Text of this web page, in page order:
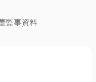
部防護，相較
於汽車族群，
監事資料